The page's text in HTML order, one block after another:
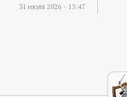
31 июля 2026 - 13:47